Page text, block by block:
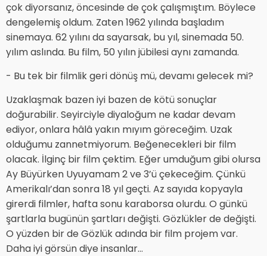
çok diyorsanız, öncesinde de çok çalışmıştım. Böylece
dengelemiş oldum. Zaten 1962 yılında başladım
sinemaya. 62 yılını da sayarsak, bu yıl, sinemada 50.
yılım aslında. Bu film, 50 yılın jübilesi aynı zamanda.
- Bu tek bir filmlik geri dönüş mü, devamı gelecek mi?
Uzaklaşmak bazen iyi bazen de kötü sonuçlar
doğurabilir. Seyirciyle diyaloğum ne kadar devam
ediyor, onlara hâlâ yakın mıyım göreceğim. Uzak
olduğumu zannetmiyorum. Beğenecekleri bir film
olacak. İlginç bir film çektim. Eğer umduğum gibi olursa
Ay Büyürken Uyuyamam 2 ve 3’ü çekeceğim. Çünkü
Amerikalı’dan sonra 18 yıl geçti. Az sayıda kopyayla
girerdi filmler, hafta sonu karaborsa olurdu. O günkü
şartlarla bugünün şartları değişti. Gözlükler de değişti.
O yüzden bir de Gözlük adında bir film projem var.
Daha iyi görsün diye insanlar…